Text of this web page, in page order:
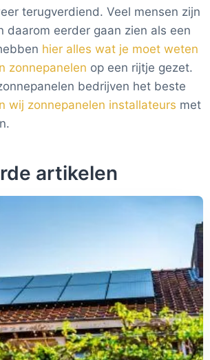
terugverdiend. Veel mensen zijn
daarom eerder gaan zien als een
hier alles wat je moet weten
zonnepanelen op een rijtje gezet.
bedrijven het beste
wij zonnepanelen installateurs met
artikelen